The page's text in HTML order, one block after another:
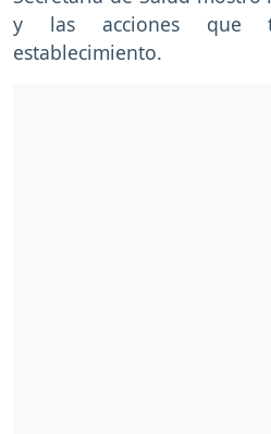
y las acciones que
establecimiento.